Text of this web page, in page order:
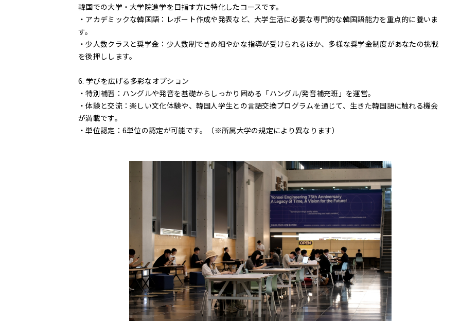
韓国での大学・大学院進学を目指す方に特化したコースです。
・アカデミックな韓国語：レポート作成や発表など、大学生活に必要な専門的な韓国語能力を重点的に養いま
す。
・少人数クラスと奨学金：少人数制できめ細やかな指導が受けられるほか、多様な奨学金制度があなたの挑戦
を後押しします。
6. 学びを広げる多彩なオプション
・特別補習：ハングルや発音を基礎からしっかり固める「ハングル/発音補充班」を運営。
・体験と交流：楽しい文化体験や、韓国人学生との言語交換プログラムを通じて、生きた韓国語に触れる機会
が満載です。
・単位認定：6単位の認定が可能です。（※所属大学の規定により異なります）